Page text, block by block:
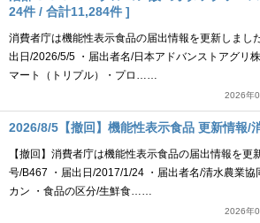
24件 / 合計11,284件 ]
消費者庁は機能性表示食品の届出情報を更新しまし
出日/2026/5/5 ・届出者名/日本アドバンストアグリ
マート（トリプル）・プロ……
2026年
2026/8/5【撤回】機能性表示食品 更新情報/
【撤回】消費者庁は機能性表示食品の届出情報を更
号/B467 ・届出日/2017/1/24 ・届出者名/清水農業協
カン ・食品の区分/生鮮食……
2026年